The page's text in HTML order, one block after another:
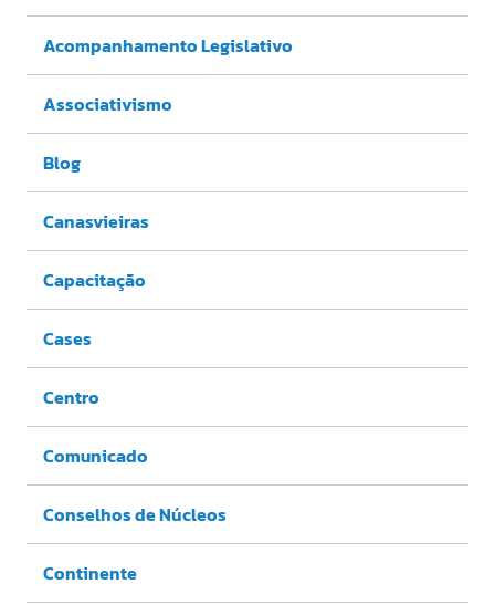
Acompanhamento Legislativo
Associativismo
Blog
Canasvieiras
Capacitação
Cases
Centro
Comunicado
Conselhos de Núcleos
Continente